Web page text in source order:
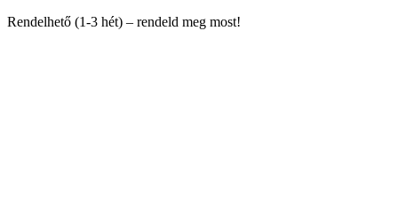
Rendelhető (1-3 hét) – rendeld meg most!